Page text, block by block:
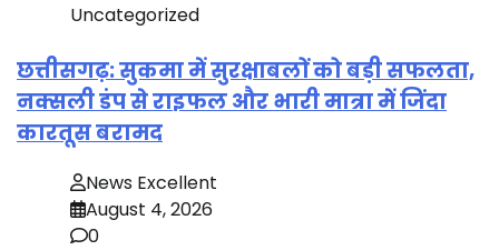
Uncategorized
छत्तीसगढ़: सुकमा में सुरक्षाबलों को बड़ी सफलता,
नक्सली डंप से राइफल और भारी मात्रा में जिंदा
कारतूस बरामद
News Excellent
August 4, 2026
0